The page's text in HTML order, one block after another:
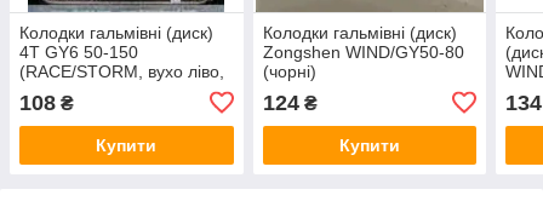
Колодки гальмівні (диск)
4T GY6 50-150
(RACE/STORM, вухо ліво,
108 ₴
Купити
Колодки гальмівні (диск)
Zongshen WIND/GY50-80
(чорні)
124₴
Купити
134